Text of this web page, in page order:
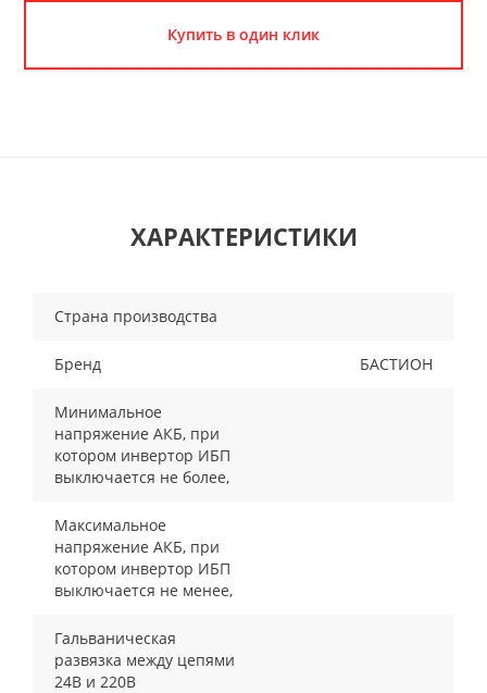
Купить в один клик
ХАРАКТЕРИСТИКИ
Страна производства
Бренд БАСТИОН
Минимальное
напряжение АКБ, при
котором инвертор ИБП
выключается не более,
Максимальное
напряжение АКБ, при
котором инвертор ИБП
выключается не менее,
Гальваническая
развязка между цепями
24В и 220В